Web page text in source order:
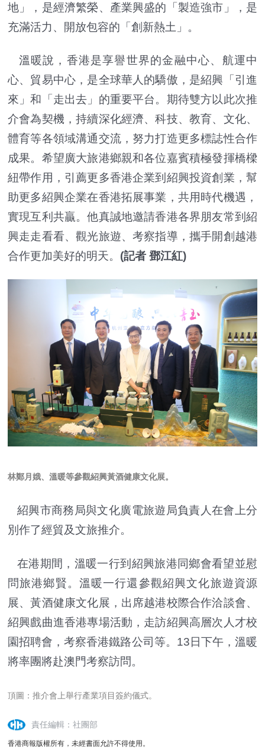
地」，是經濟繁榮、產業興盛的「製造強市」，是
充滿活力、開放包容的「創新熱土」。
溫暖說，香港是享譽世界的金融中心、航運中
心、貿易中心，是全球華人的驕傲，是紹興「引進
來」和「走出去」的重要平台。期待雙方以此次推
介會為契機，持續深化經濟、科技、教育、文化、
體育等各領域溝通交流，努力打造更多標誌性合作
成果。希望廣大旅港鄉親和各位嘉賓積極發揮橋樑
紐帶作用，引薦更多香港企業到紹興投資創業，幫
助更多紹興企業在香港拓展事業，共用時代機遇，
實現互利共贏。他真誠地邀請香港各界朋友常到紹
興走走看看、觀光旅遊、考察指導，攜手開創越港
合作更加美好的明天。 (記者 鄧江紅)
林鄭月娥、溫暖等參觀紹興黃酒健康文化展。
紹興市商務局與文化廣電旅遊局負責人在會上分
別作了經貿及文旅推介。
在港期間，溫暖一行到紹興旅港同鄉會看望並慰
問旅港鄉賢。溫暖一行還參觀紹興文化旅遊資源
展、黃酒健康文化展，出席越港校際合作洽談會、
紹興戲曲進香港專場活動，走訪紹興高層次人才校
園招聘會，考察香港鐵路公司等。13日下午，溫暖
將率團將赴澳門考察訪問。
頂圖：推介會上舉行產業項目簽約儀式。
責任編輯：社團部
香港商報版權所有，未經書面允許不得使用。